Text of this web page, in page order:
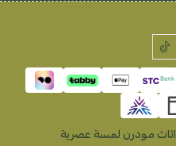
اثاث مودرن لمسة عصرية